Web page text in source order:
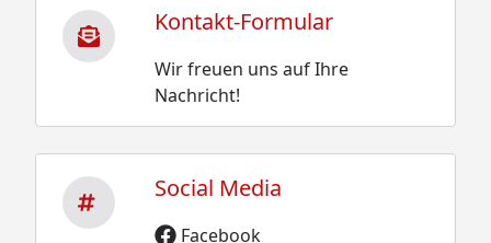
Kontakt-Formular
Wir freuen uns auf Ihre
Nachricht!
Social Media
Facebook